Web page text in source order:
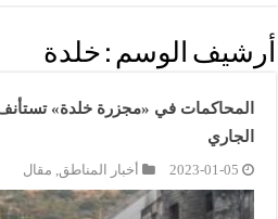
أرشيف الوسم : خلدة
الجاري
2023-01-05 أخبار المناطق, مقال